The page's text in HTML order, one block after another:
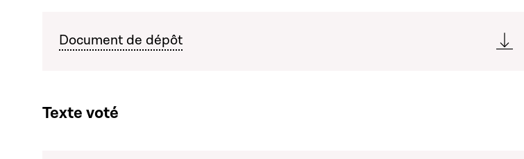
Document de dépôt
Texte voté